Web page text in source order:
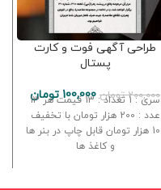
طراحی آگهی فوت و کارت
پستال
200,000 تومان 100,000 تومان
سری : 1 تعداد : 13 قیمت هر 13
عدد : 200 هزار تومان با تخفیف
100 هزار تومان قابل چاپ در بنر ها
و کاغذ ها